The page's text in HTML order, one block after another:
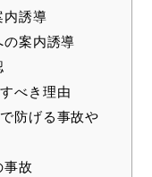
内誘導
の案内誘導
べき理由
防げる事故や
事故